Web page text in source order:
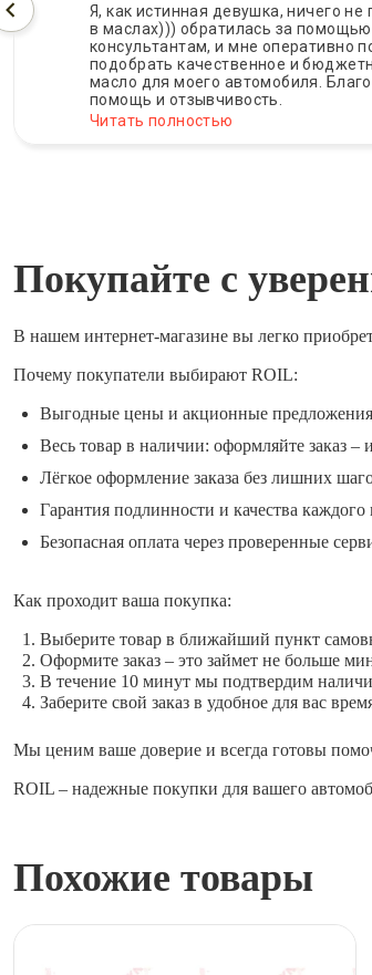
Я, как истинная девушка, ничего не
в маслах))) обратилась за помощью
консультантам, и мне оперативно
подобрать качественное и
масло для моего автомобиля.
помощь и отзывчивость.
Читать полностью
Покупайте с
В нашем интернет-магазине вы легко
Почему покупатели выбирают ROIL:
Выгодные цены и акционные
Весь товар в наличии: оформляйте заказ –
Лёгкое оформление заказа без лишних
Гарантия подлинности и качества каждого
Безопасная оплата через проверенные
Как проходит ваша покупка:
Выберите товар в ближайший пункт
Оформите заказ – это займет не больше
В течение 10 минут мы подтвердим
Заберите свой заказ в удобное для вас
Мы ценим ваше доверие и всегда готовы
ROIL – надежные покупки для вашего
Похожие товары